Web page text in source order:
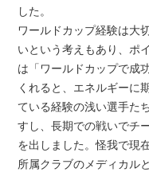
した。
ワールドカップ経験は大
いという考えもあり、ポ
は「ワールドカップで成
くれると、エネルギーに
ている経験の浅い選手た
すし、長期での戦いでチ
を出しました。怪我で現
所属クラブのメディカル